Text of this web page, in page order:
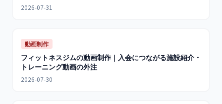
2026-07-31
動画制作
フィットネスジムの動画制作｜入会につながる施設紹介・
トレーニング動画の外注
2026-07-30